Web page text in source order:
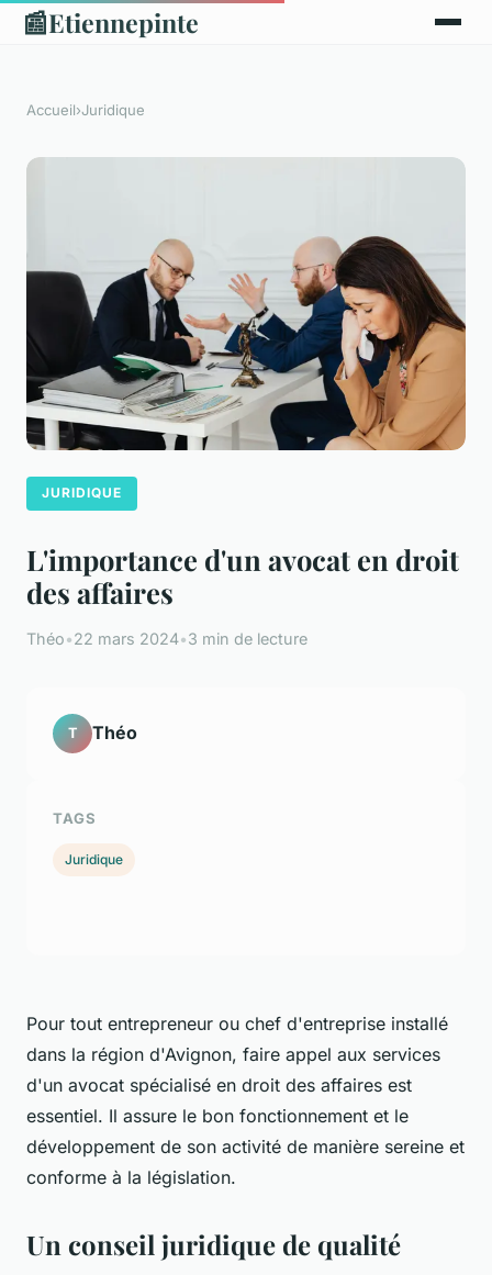
📰Etiennepinte
Accueil›Juridique
JURIDIQUE
L'importance d'un avocat en droit
des affaires
Théo•22 mars 2024•3 min de lecture
Pour tout entrepreneur ou chef d'entreprise installé
dans la région d'Avignon, faire appel aux services
d'un avocat spécialisé en droit des affaires est
essentiel. Il assure le bon fonctionnement et le
développement de son activité de manière sereine et
conforme à la législation.
Un conseil juridique de qualité
T Théo
TAGS
Juridique